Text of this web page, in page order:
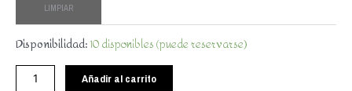
LIMPIAR
Disponibilidad:10 disponibles (puede reservarse)
Añadir al carrito